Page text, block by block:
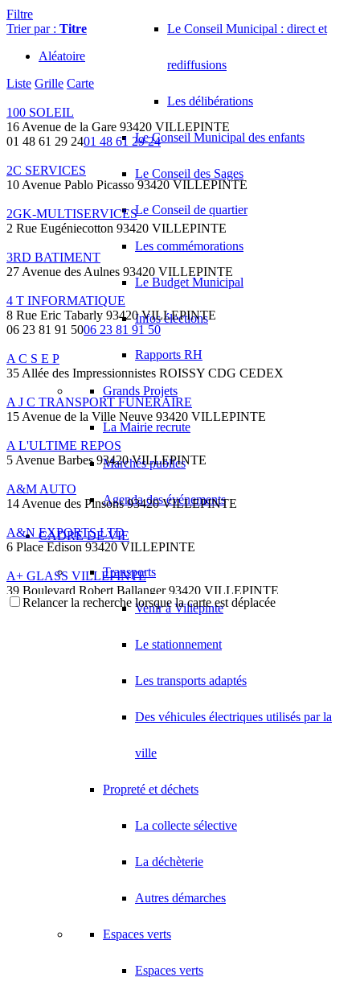
Le Conseil Municipal : direct et
rediffusions
Les délibérations
Le Conseil Municipal des enfants
Le Conseil des Sages
Le Conseil de quartier
Les commémorations
Le Budget Municipal
Infos élections
Rapports RH
Grands Projets
La Mairie recrute
Marchés publics
Agenda des événements
CADRE DE VIE
Transports
Venir à Villepinte
Le stationnement
Les transports adaptés
Des véhicules électriques utilisés par la
ville
Propreté et déchets
La collecte sélective
La déchèterie
Autres démarches
Espaces verts
Espaces verts
Filtre
Trier par : Titre
Aléatoire
Liste Grille Carte
100 SOLEIL
16 Avenue de la Gare 93420 VILLEPINTE
01 48 61 29 2401 48 61 29 24
2C SERVICES
10 Avenue Pablo Picasso 93420 VILLEPINTE
2GK-MULTISERVICES
2 Rue Eugéniecotton 93420 VILLEPINTE
3RD BATIMENT
27 Avenue des Aulnes 93420 VILLEPINTE
4 T INFORMATIQUE
8 Rue Eric Tabarly 93420 VILLEPINTE
06 23 81 91 5006 23 81 91 50
A C S E P
35 Allée des Impressionnistes ROISSY CDG CEDEX
A J C TRANSPORT FUNERAIRE
15 Avenue de la Ville Neuve 93420 VILLEPINTE
A L'ULTIME REPOS
5 Avenue Barbes 93420 VILLEPINTE
A&M AUTO
14 Avenue des Pinsons 93420 VILLEPINTE
A&N EXPORTS LTD
6 Place Edison 93420 VILLEPINTE
A+ GLASS VILLEPINTE
39 Boulevard Robert Ballanger 93420 VILLEPINTE
01 41 52 34 7801 41 52 34 78
57 Boulevard Circulaire 93420 VILLEPINTE
A.F.M. DISTRIBUTION
21 Avenue du Chemin de Fer 93420 Villepinte
18 Avenue Saint-Saëns 93420 VILLEPINTE
28 Rue Vincent d'Indy 93420 VILLEPINTE
10 Allée Georges Gershwin 93420 VILLEPINTE
Relancer la recherche lorsque la carte est déplacée